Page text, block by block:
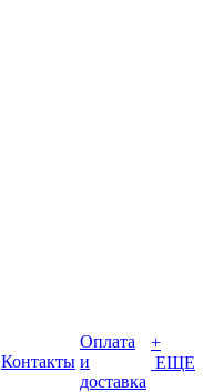
Контакты
Оплата
и
доставка
+
ЕЩЕ